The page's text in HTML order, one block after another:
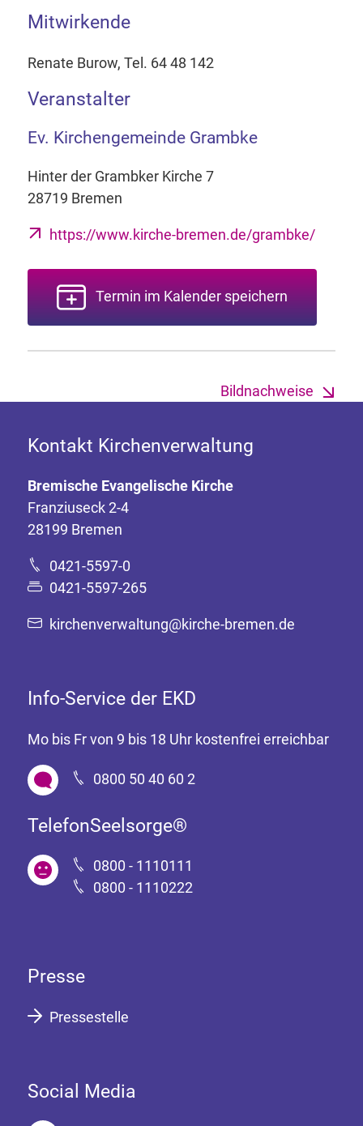
Mitwirkende
Renate Burow, Tel. 64 48 142
Veranstalter
Ev. Kirchengemeinde Grambke
Hinter der Grambker Kirche 7
28719 Bremen
https://www.kirche-bremen.de/grambke/
Termin im Kalender speichern
Bildnachweise
Kontakt Kirchenverwaltung
Bremische Evangelische Kirche
Franziuseck 2-4
28199 Bremen
0421-5597-0
0421-5597-265
kirchenverwaltung@kirche-bremen.de
Info-Service der EKD
Mo bis Fr von 9 bis 18 Uhr kostenfrei erreichbar
0800 50 40 60 2
TelefonSeelsorge®
0800 - 1110111
0800 - 1110222
Presse
Pressestelle
Social Media